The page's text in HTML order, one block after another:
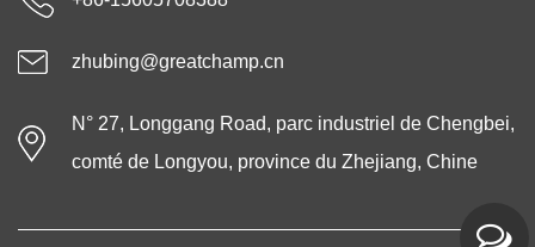
zhubing@greatchamp.cn
N° 27, Longgang Road, parc industriel de Chengbei,
comté de Longyou, province du Zhejiang, Chine